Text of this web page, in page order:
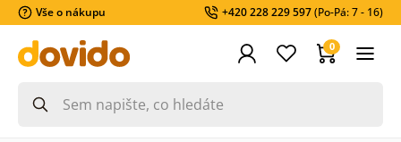
Vše o nákupu +420 228 229 597(Po-Pá: 7 - 16)
0